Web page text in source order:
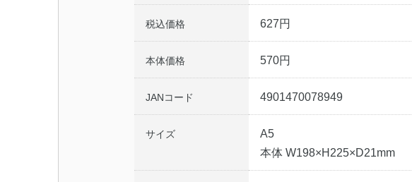
税込価格 627円
本体価格 570円
JANコード 4901470078949
サイズ
A5
本体 W198×H225×D21mm